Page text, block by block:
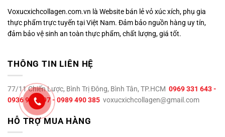
Voxucxichcollagen.com.vn là Website bán lẻ vỏ xúc xích, phụ gia
thực phẩm trực tuyến tại Việt Nam. Đảm bảo nguồn hàng uy tín,
đảm bảo vệ sinh an toàn thực phẩm, chất lượng, giá tốt.
THÔNG TIN LIÊN HỆ
77/11 Chiến Lược, Bình Trị Đông, Bình Tân, TP.HCM 0969 331 643 -
0936 995 897 - 0989 490 385 voxucxichcollagen@gmail.com
HỖ TRỢ MUA HÀNG